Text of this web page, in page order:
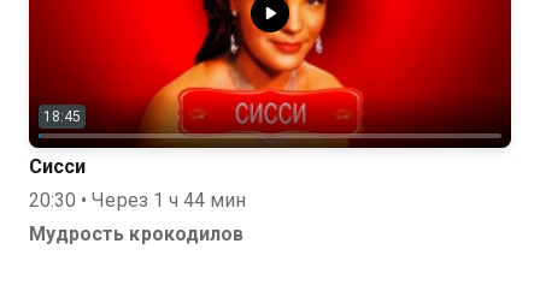
18:45
Сисси
20:30 • Через 1 ч 44 мин
Мудрость крокодилов